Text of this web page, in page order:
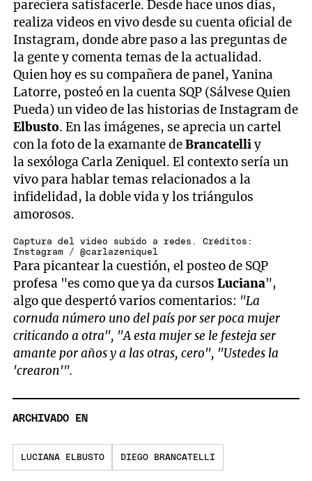
pareciera satisfacerle. Desde hace unos días,
realiza videos en vivo desde su cuenta oficial de
Instagram, donde abre paso a las preguntas de
la gente y comenta temas de la actualidad.
Quien hoy es su compañera de panel, Yanina
Latorre, posteó en la cuenta SQP (Sálvese Quien
Pueda) un video de las historias de Instagram de
Elbusto. En las imágenes, se aprecia un cartel
con la foto de la examante deBrancatelliy
la sexóloga Carla Zeniquel. El contexto sería un
vivo para hablar temas relacionados a la
infidelidad, la doble vida y los triángulos
amorosos.
Captura del video subido a redes. Créditos:
Instagram / @carlazeniquel
Para picantear la cuestión, el posteo de SQP
profesa "es como que ya da cursosLuciana",
algo que despertó varios comentarios: "La
cornuda número uno del país por ser poca mujer
criticando a otra", "A esta mujer se le festeja ser
amante por años y a las otras, cero", "Ustedes la
'crearon'".
ARCHIVADO EN
LUCIANA ELBUSTO DIEGO BRANCATELLI